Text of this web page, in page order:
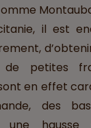
il est
petites
en effet
des